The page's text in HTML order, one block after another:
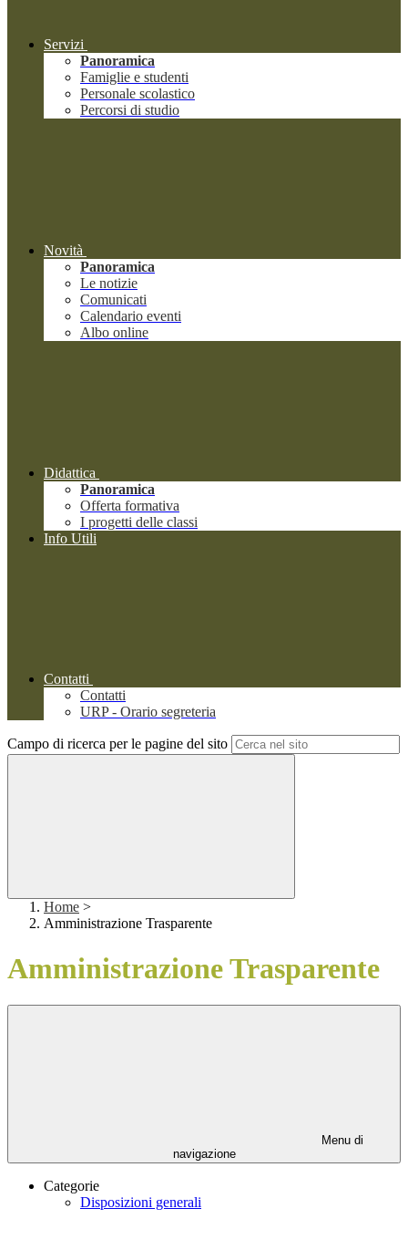
Servizi
Panoramica
Famiglie e studenti
Personale scolastico
Percorsi di studio
Novità
Panoramica
Le notizie
Comunicati
Calendario eventi
Albo online
Didattica
Panoramica
Offerta formativa
I progetti delle classi
Info Utili
Contatti
Contatti
URP - Orario segreteria
Campo di ricerca per le pagine del sito
Home >
Amministrazione Trasparente
Amministrazione Trasparente
Menu di
navigazione
Categorie
Disposizioni generali